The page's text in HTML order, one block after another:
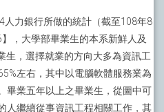
人力銀行所做的統計（截至108年8
，大學部畢業生的本系新鮮人及
生，選擇就業的方向大多為資訊工
左右，其中以電腦軟體服務業為
畢業五年以上之畢業生，從圖中可
人繼續從事資訊工程相關工作，其